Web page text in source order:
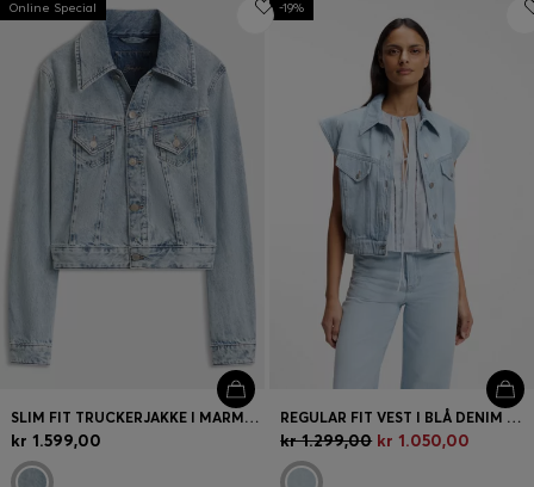
Log ind / registrer
Favorit (
Varer)
FAQ & Hjælp
Find butik
Sprog (DK DKK)
Online Special
SLIM FIT TRUCKERJAKKE I MARMORVASKET DENIM
kr 1.599,00
-19%
REGULAR FIT VEST I BLÅ DENIM MED MARMORERET EFFEKT
kr 1.299,00 kr 1.050,00